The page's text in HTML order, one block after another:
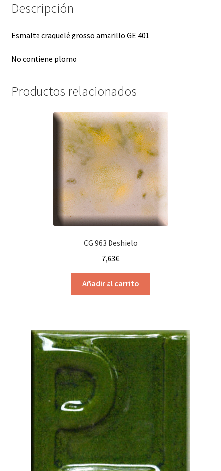
Descripción
Esmalte craquelé grosso amarillo GE 401
No contiene plomo
Productos relacionados
CG 963 Deshielo
7,63€
Añadir al carrito